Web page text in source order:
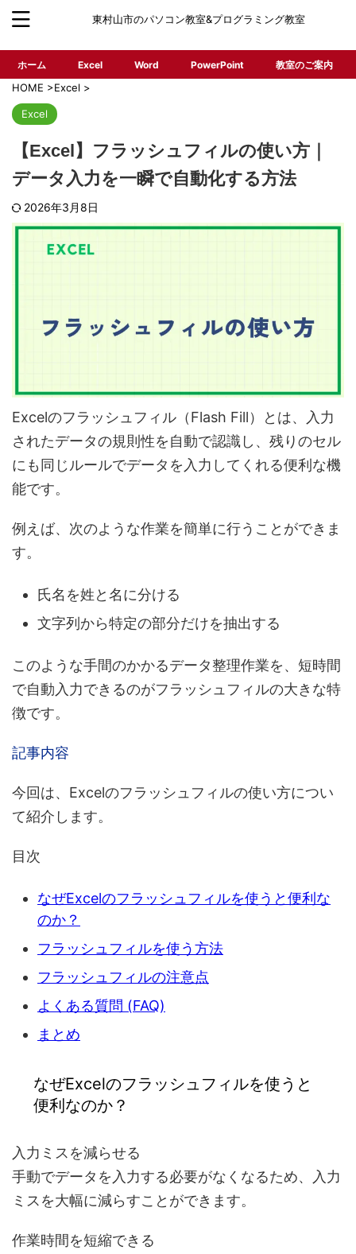
東村山市のパソコン教室&プログラミング教室
ホーム Excel Word PowerPoint 教室のご案内
HOME >Excel >
Excel
【Excel】フラッシュフィルの使い方｜
データ入力を一瞬で自動化する方法
2026年3月8日
Excelのフラッシュフィル（Flash Fill）とは、入力
されたデータの規則性を自動で認識し、残りのセル
にも同じルールでデータを入力してくれる便利な機
能です。
例えば、次のような作業を簡単に行うことができま
す。
氏名を姓と名に分ける
文字列から特定の部分だけを抽出する
このような手間のかかるデータ整理作業を、短時間
で自動入力できるのがフラッシュフィルの大きな特
徴です。
記事内容
今回は、 Excelのフラッシュフィルの使い方につい
て紹介します。
目次
なぜExcelのフラッシュフィルを使うと便利な
のか？
フラッシュフィルを使う方法
フラッシュフィルの注意点
よくある質問 (FAQ)
まとめ
なぜExcelのフラッシュフィルを使うと
便利なのか？
入力ミスを減らせる
手動でデータを入力する必要がなくなるため、
入力
ミスを大幅に減らすことができます。
作業時間を短縮できる